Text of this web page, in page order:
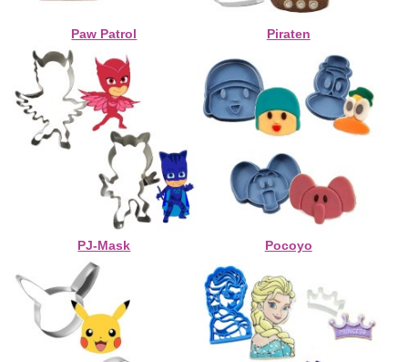
Paw Patrol Piraten
PJ-Mask Pocoyo